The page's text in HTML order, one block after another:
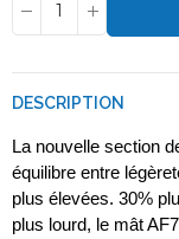
DESCRIPTION
La nouvelle section
équilibre entre
plus élevées. 30%
plus lourd, le mât